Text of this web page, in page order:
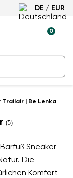
DE / EUR
0
| Be Lenka
(5)
Sneaker
Die
Komfort